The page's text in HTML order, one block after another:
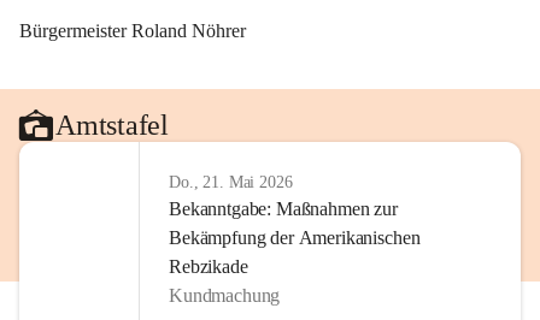
Bürgermeister Roland Nöhrer
Amtstafel
Do., 21. Mai 2026
Bekanntgabe: Maßnahmen zur
Bekämpfung der Amerikanischen
Rebzikade
Kundmachung